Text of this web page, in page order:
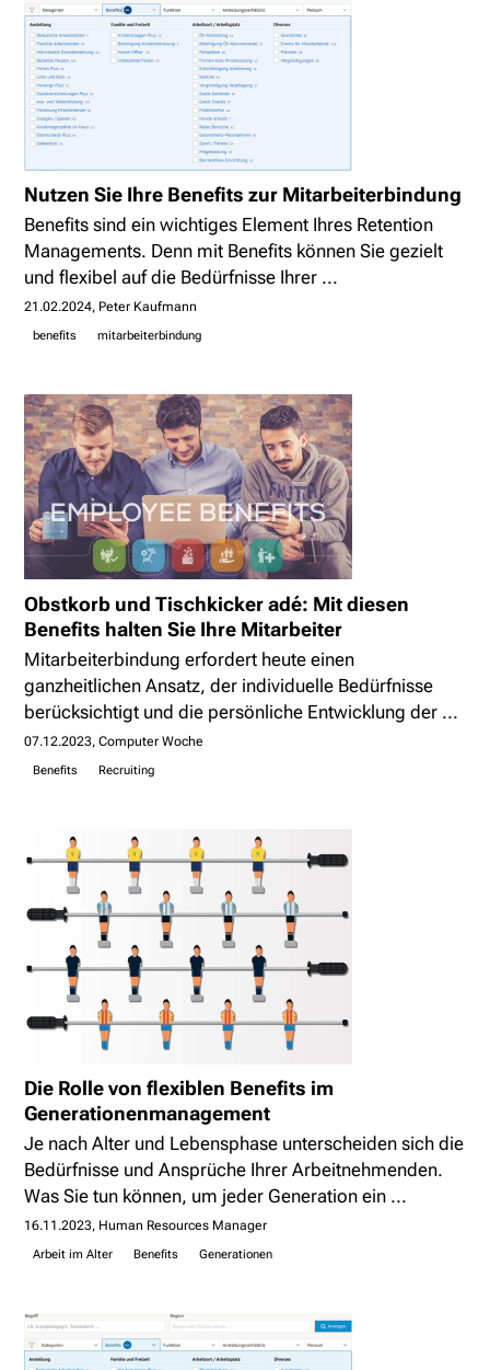
Nutzen Sie Ihre Benefits zur Mitarbeiterbindung
Benefits sind ein wichtiges Element Ihres Retention
Managements. Denn mit Benefits können Sie gezielt
und flexibel auf die Bedürfnisse Ihrer ...
21.02.2024 Peter Kaufmann
benefits mitarbeiterbindung
Obstkorb und Tischkicker adé: Mit diesen
Benefits halten Sie Ihre Mitarbeiter
Mitarbeiterbindung erfordert heute einen
ganzheitlichen Ansatz, der individuelle Bedürfnisse
berücksichtigt und die persönliche Entwicklung der ...
07.12.2023 Computer Woche
Benefits Recruiting
Die Rolle von flexiblen Benefits im
Generationenmanagement
Je nach Alter und Lebensphase unterscheiden sich die
Bedürfnisse und Ansprüche Ihrer Arbeitnehmenden.
Was Sie tun können, um jeder Generation ein ...
16.11.2023 Human Resources Manager
Arbeit im Alter Benefits Generationen